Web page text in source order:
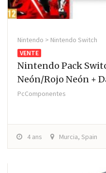
Nintendo > Nintendo Switch
VENTE
Nintendo Pack
Neón/Rojo Neón +
PcComponentes
4 ans Murcia, Spain